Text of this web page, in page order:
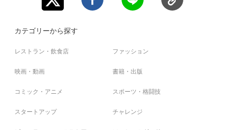
カテゴリーから探す
レストラン・飲食店 ファッション
映画・動画 書籍・出版
コミック・アニメ スポーツ・格闘技
スタートアップ チャレンジ